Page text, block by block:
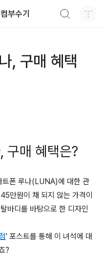
부수기
, 구매 혜택
구매 혜택은?
폰 루나(LUNA)에 대한 관
만원이 채 되지 않는 가격이
바디를 바탕으로 한 디자인
' 포스트를 통해 이 녀석에 대
?